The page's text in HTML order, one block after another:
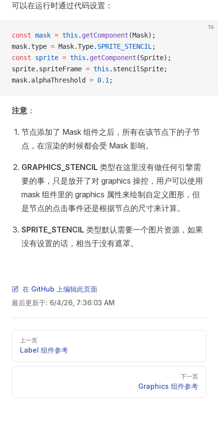
可以在运行时通过代码设置：
ts
const mask = this . getComponent (Mask);
mask.type = Mask.Type. SPRITE_STENCIL;
const sprite = this . getComponent (Sprite);
sprite.spriteFrame = this .stencilSprite;
mask.alphaThreshold = 0.1;
注意 ：
节点添加了 Mask 组件之后，所有在该节点下的子节
点，在渲染的时候都会受 Mask 影响。
GRAPHICS_STENCIL 类型在这里没有做任何引擎需
要的事，只是放开了对 graphics 操控，用户可以使用
mask 组件里的 graphics 属性来绘制自定义图形，但
是节点的点击事件还是根据节点的尺寸来计算。
SPRITE_STENCIL 类型默认需要一个图片资源，如果
没有设置的话，相当于没有遮罩。
在 GitHub 上编辑此页面
最后更新于: 6/4/26, 7:36:03 AM
Pager
上一页
Label 组件参考
下一页
Graphics 组件参考